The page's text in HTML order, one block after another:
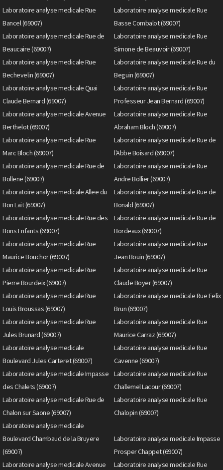
Laboratoire analyse medicale Rue
Bancel (69007)
Laboratoire analyse medicale Rue
Basse Combalot (69007)
Laboratoire analyse medicale Rue de
Beaucaire (69007)
Laboratoire analyse medicale Rue
Simone de Beauvoir (69007)
Laboratoire analyse medicale Rue
Bechevelin (69007)
Laboratoire analyse medicale Rue du
Beguin (69007)
Laboratoire analyse medicale Quai
Claude Bernard (69007)
Laboratoire analyse medicale Rue
Professeur Jean Bernard (69007)
Laboratoire analyse medicale Avenue
Berthelot (69007)
Laboratoire analyse medicale Rue
Abraham Bloch (69007)
Laboratoire analyse medicale Rue
Marc Bloch (69007)
Laboratoire analyse medicale Rue de
l'Abbe Boisard (69007)
Laboratoire analyse medicale Rue de
Bollene (69007)
Laboratoire analyse medicale Rue
Andre Bollier (69007)
Laboratoire analyse medicale Allee du
Bon Lait (69007)
Laboratoire analyse medicale Rue de
Bonald (69007)
Laboratoire analyse medicale Rue des
Bons Enfants (69007)
Laboratoire analyse medicale Rue de
Bordeaux (69007)
Laboratoire analyse medicale Rue
Maurice Bouchor (69007)
Laboratoire analyse medicale Rue
Jean Bouin (69007)
Laboratoire analyse medicale Rue
Pierre Bourdeix (69007)
Laboratoire analyse medicale Rue
Claude Boyer (69007)
Laboratoire analyse medicale Rue
Louis Broussas (69007)
Laboratoire analyse medicale Rue Felix
Brun (69007)
Laboratoire analyse medicale Rue
Jules Brunard (69007)
Laboratoire analyse medicale Rue
Maurice Carraz (69007)
Laboratoire analyse medicale
Boulevard Jules Carteret (69007)
Laboratoire analyse medicale Rue
Cavenne (69007)
Laboratoire analyse medicale Impasse
des Chalets (69007)
Laboratoire analyse medicale Rue
Challemel Lacour (69007)
Laboratoire analyse medicale Rue de
Chalon sur Saone (69007)
Laboratoire analyse medicale Rue
Chalopin (69007)
Laboratoire analyse medicale
Boulevard Chambaud de la Bruyere
(69007)
Laboratoire analyse medicale Impasse
Prosper Chappet (69007)
Laboratoire analyse medicale Avenue
Laboratoire analyse medicale Rue